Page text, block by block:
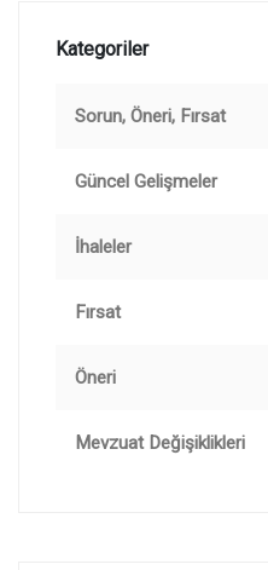
Kategoriler
Sorun, Öneri, Fırsat
Güncel Gelişmeler
İhaleler
Fırsat
Öneri
Mevzuat Değişiklikleri